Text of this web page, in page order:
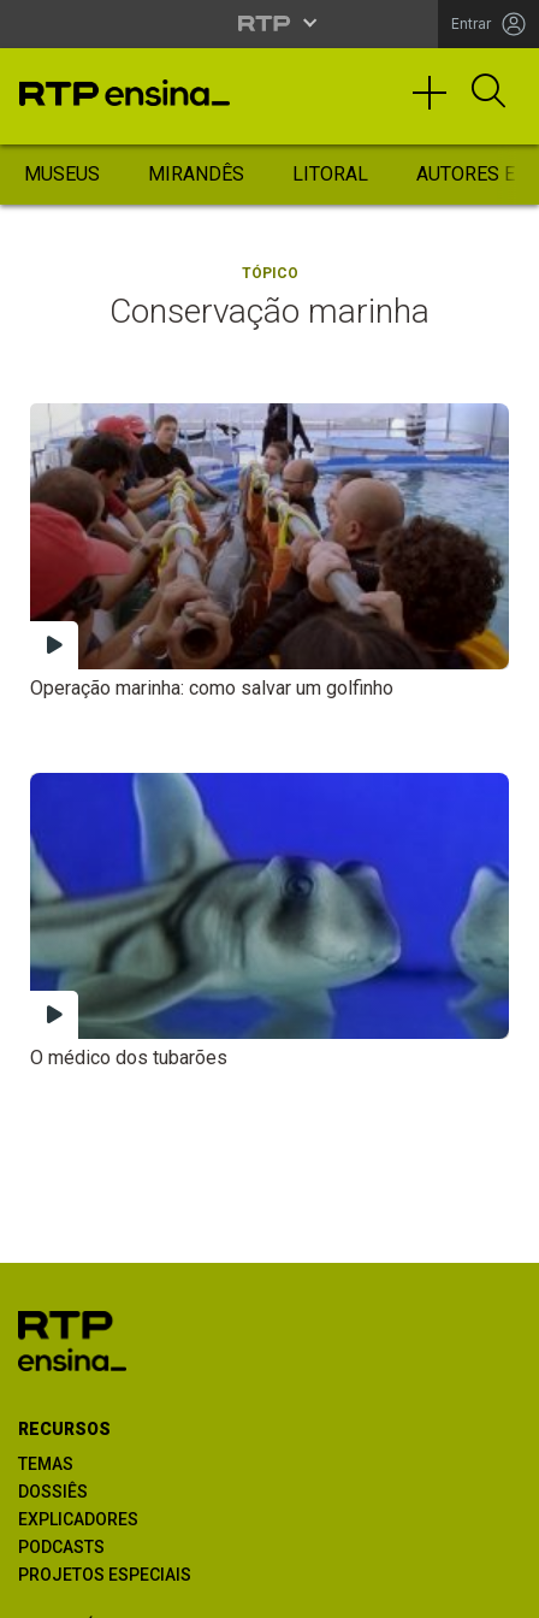
Entrar
MUSEUS MIRANDÊS LITORAL AUTORES
TÓPICO
Conservação marinha
Operação marinha: como salvar um golfinho
O médico dos tubarões
RECURSOS
TEMAS
DOSSIÊS
EXPLICADORES
PODCASTS
PROJETOS ESPECIAIS